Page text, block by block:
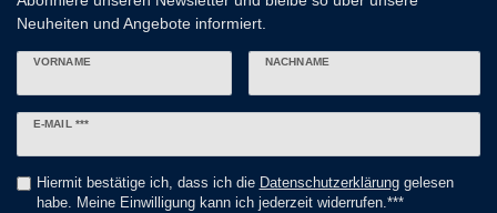
Neuheiten und Angebote informiert.
VORNAME NACHNAME
E-MAIL ***
Newsletter
Hiermit bestätige ich, dass ich die Daten­schutz­erklärunggelesen
habe. Meine Einwilligung kann ich jederzeit widerrufen.***